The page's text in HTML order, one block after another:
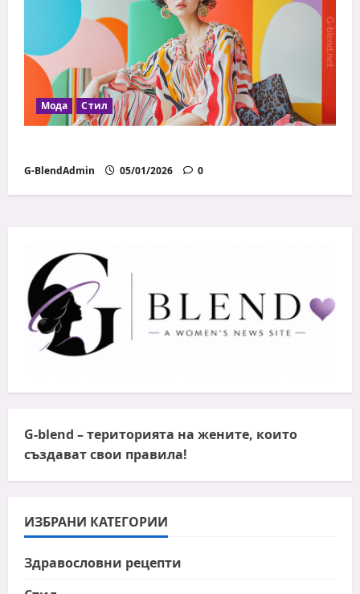
Мода Стил
G-BlendAdmin 05/01/2026 0
G-blend – територията на жените, които
създават свои правила!
ИЗБРАНИ КАТЕГОРИИ
Здравословни рецепти